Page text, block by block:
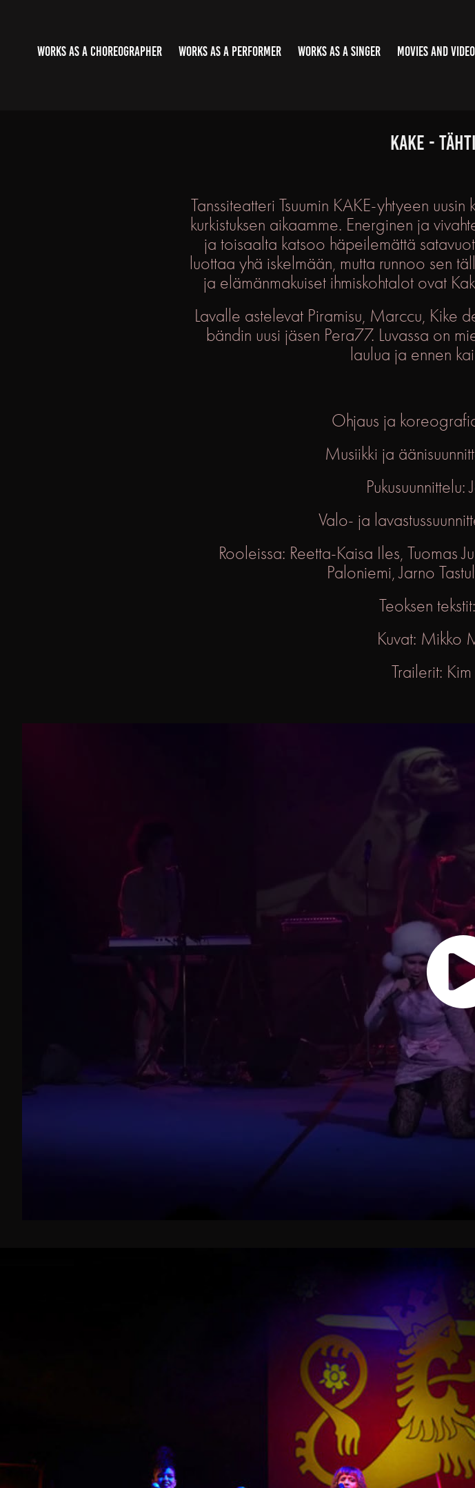
WORKS AS A CHOREOGRAPHER WORKS AS A PERFORMER WORKS AS A SINGER MOVIES AND
KAKE -
Tanssiteatteri Tsuumin KAKE-yhtyeen
kurkistuksen aikaamme. Energinen ja
ja toisaalta katsoo häpeilemättä
luottaa yhä iskelmään, mutta runnoo sen
ja elämänmakuiset ihmiskohtalot ovat
Lavalle astelevat Piramisu, Marccu, Kike
bändin uusi jäsen Pera77. Luvassa on
laulua ja ennen
Ohjaus ja
Musiikki ja
Pukusuunnittelu:
Valo- ja
Rooleissa: Reetta-Kaisa Iles, Tuomas
Paloniemi, Jarno
Teoksen
Kuvat: Mikko
Trailerit: